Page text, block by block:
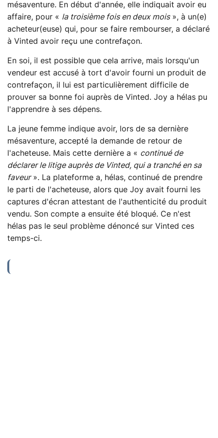
mésaventure. En début d'année, elle indiquait avoir eu
affaire, pour « la troisième fois en deux mois», à un(e)
acheteur(euse) qui, pour se faire rembourser, a déclaré
à Vinted avoir reçu une contrefaçon.
En soi, il est possible que cela arrive, mais lorsqu'un
vendeur est accusé à tort d'avoir fourni un produit de
contrefaçon, il lui est particulièrement difficile de
prouver sa bonne foi auprès de Vinted. Joy a hélas pu
l'apprendre à ses dépens.
La jeune femme indique avoir, lors de sa dernière
mésaventure, accepté la demande de retour de
l'acheteuse. Mais cette dernière a « continué de
déclarer le litige auprès de Vinted, qui a tranché en sa
faveur». La plateforme a, hélas, continué de prendre
le parti de l'acheteuse, alors que Joy avait fourni les
captures d'écran attestant de l'authenticité du produit
vendu. Son compte a ensuite été bloqué. Ce n'est
hélas pas le seul problème dénoncé sur Vinted ces
temps-ci.